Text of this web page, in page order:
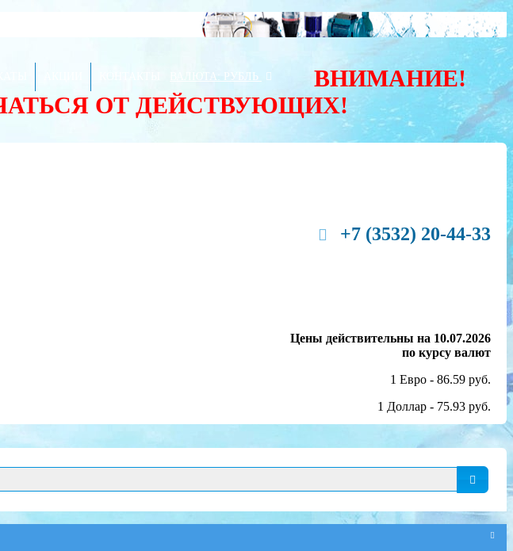
ВАЛЮТА: РУБЛЬ
ВНИМАНИЕ!
ОТ ДЕЙСТВУЮЩИХ!
+7 (3532) 20-44-33
Цены действительны на 10.07.2026
по курсу валют
1 Евро - 86.59 руб.
1 Доллар - 75.93 руб.